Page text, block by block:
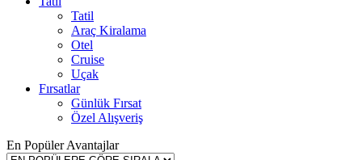
Tatil
Araç Kiralama
Otel
Cruise
Uçak
Fırsatlar
Günlük Fırsat
Özel Alışveriş
En Popüler Avantajlar